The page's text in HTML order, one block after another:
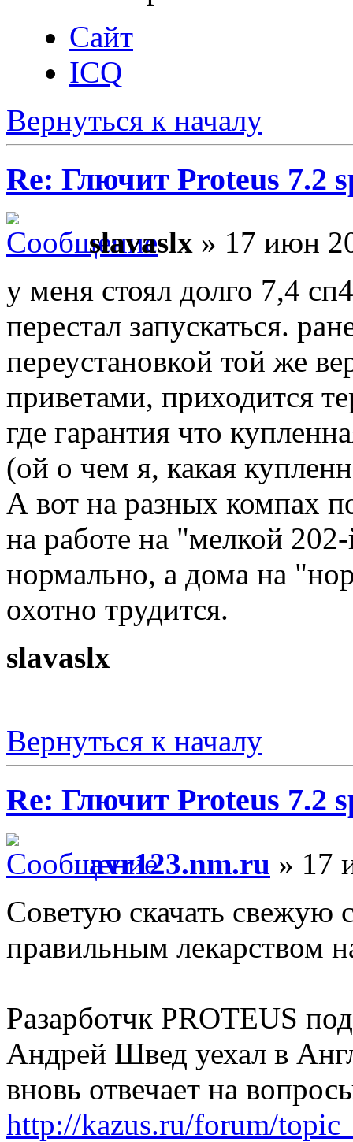
Сайт
ICQ
Вернуться к началу
Re: Глючит Proteus 7.2
slavaslx » 17 июн
у меня стоял долго 7,4
перестал запускаться.
переустановкой той же
приветами, приходится
где гарантия что
(ой о чем я, какая
А вот на разных компах
на работе на "мелкой
нормально, а дома на
охотно трудится.
slavaslx
Вернуться к началу
Re: Глючит Proteus 7.2
avr123.nm.ru » 17
Советую скачать свежую
правильным лекарством
Разарботчк PROTEUS
Андрей Швед уехал в
вновь отвечает на
http://kazus.ru/forum/